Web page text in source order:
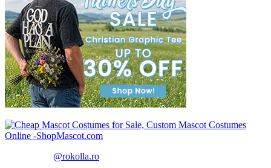
@rokolla.ro